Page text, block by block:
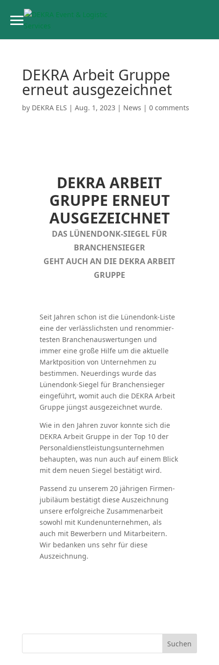
DEKRA Arbeit Gruppe
erneut ausge­zeichnet
by DEKRA ELS | Aug. 1, 2023 | News | 0 comments
DEKRA ARBEIT
GRUPPE ERNEUT
AUSGE­ZEICHNET
DAS LÜNENDONK-SIEGEL FÜR
BRANCHEN­SIEGER
GEHT AUCH AN DIE DEKRA ARBEIT
GRUPPE
Seit Jahren schon ist die Lünendonk-Liste
eine der verläss­lichsten und renom­mier­
testen Branchen­aus­wer­tungen und
immer eine große Hilfe um die aktuelle
Markt­po­sition von Unter­nehmen zu
bestimmen. Neuer­dings wurde das
Lünendonk-Siegel für Branchen­sieger
einge­führt, womit auch die DEKRA Arbeit
Gruppe jüngst ausge­zeichnet wurde.
Wie in den Jahren zuvor konnte sich die
DEKRA Arbeit Gruppe in der Top 10 der
Perso­nal­dienst­leis­tungs­un­ter­nehmen
behaupten, was nun auch auf einem Blick
mit dem neuen Siegel bestätigt wird.
Passend zu unserem 20 jährigen Firmen­
ju­biläum bestätigt diese Auszeichnung
unsere erfolg­reiche Zusam­men­arbeit
sowohl mit Kunden­un­ter­nehmen, als
auch mit Bewerbern und Mitar­beitern.
Wir bedanken uns sehr für diese
Auszeichnung.
Suchen